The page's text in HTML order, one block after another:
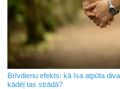
Brīvdienu efekts: kā īsa atpūta
kādēļ tas strādā?